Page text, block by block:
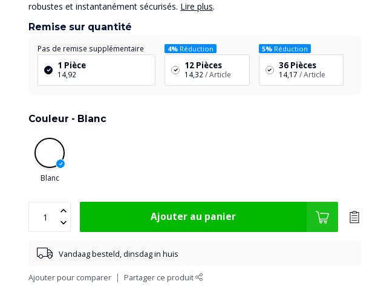
robustes et instantanément sécurisés. Lire plus.
Remise sur quantité
Pas de remise supplémentaire
1 Pièce
14,92
4% Réduction
12 Pièces
14,32 / Article
5%Réduction
36 Pièces
14,17 / Article
Couleur - Blanc
Blanc
Ajouter au panier
Vandaag besteld, dinsdag in huis
Ajouter pour comparer Partager ce produit